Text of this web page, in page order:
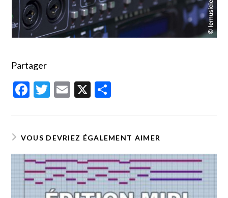
Partager
F
b
o
o
k
T
er
E
l
X
g
er
VOUS DEVRIEZ ÉGALEMENT AIMER